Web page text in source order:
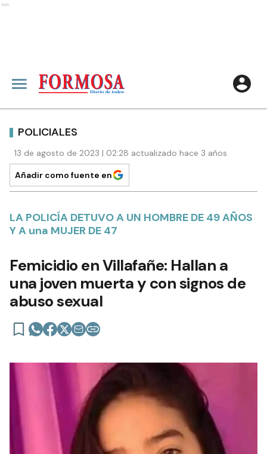
Ads
POLICIALES
13 de agosto de 2023 | 02:28 actualizado hace 3 años
Añadir como fuente en
LA POLICÍA DETUVO A UN HOMBRE DE 49 AÑOS
Y A una MUJER DE 47
Femicidio en Villafañe: Hallan a
una joven muerta y con signos de
abuso sexual